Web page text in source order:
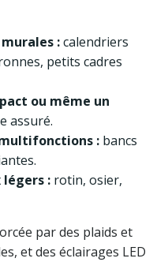
:calendriers
petits cadres
ou même un
assuré.
: bancs
légers : rotin, osier,
par des plaids et
et des éclairages LED